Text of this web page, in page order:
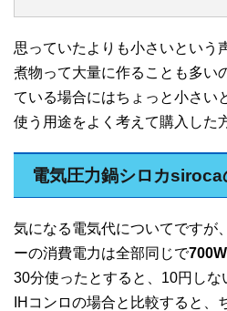
思っていたよりも小さいという
煮物って大量に作ることも多い
ている場合にはちょっと小さい
使う用途をよく考えて購入した
電気圧力鍋シロカsiroca
気になる電気代についてですが
ーの消費電力は全部同じで700W
30分使ったとすると、10円しな
IHコンロの場合と比較すると、